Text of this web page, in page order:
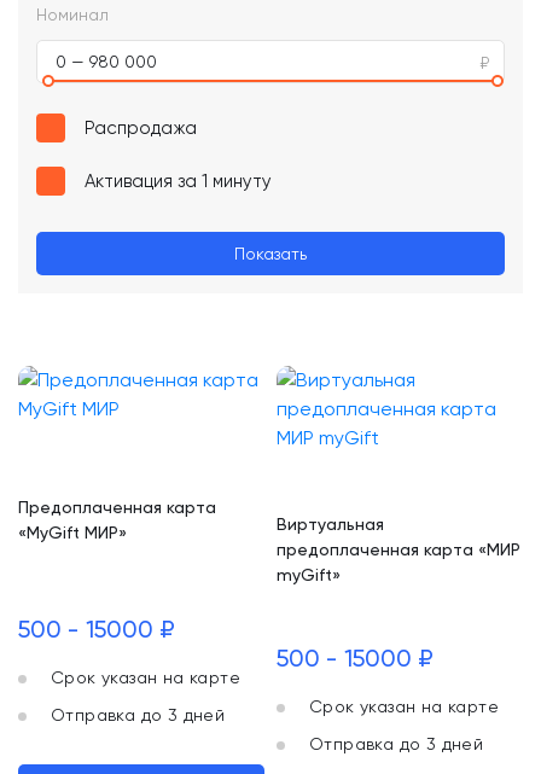
Номинал
0 — 980 000
Распродажа
Активация за 1 минуту
Показать
Предоплаченная карта
«MyGift МИР»
500 - 15000 ₽
Срок указан на карте
Отправка до 3 дней
Виртуальная
предоплаченная карта «МИР
myGift»
500 - 15000 ₽
Срок указан на карте
Отправка до 3 дней